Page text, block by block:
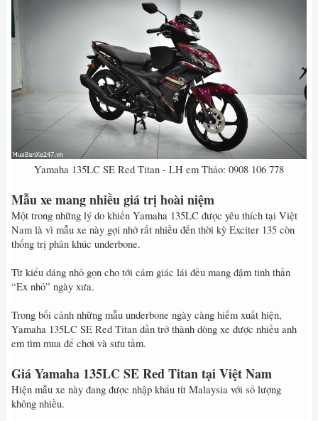
Yamaha 135LC SE Red Titan - LH em Thảo: 0908 106 778​
Mẫu xe mang nhiều giá trị hoài niệm
Một trong những lý do khiến Yamaha 135LC được yêu thích tại Việt
Nam là vì mẫu xe này gợi nhớ rất nhiều đến thời kỳ Exciter 135 còn
thống trị phân khúc underbone.
Từ kiểu dáng nhỏ gọn cho tới cảm giác lái đều mang đậm tinh thần
“Ex nhỏ” ngày xưa.
Trong bối cảnh những mẫu underbone ngày càng hiếm xuất hiện,
Yamaha 135LC SE Red Titan dần trở thành dòng xe được nhiều anh
em tìm mua để chơi và sưu tầm.
Giá Yamaha 135LC SE Red Titan tại Việt Nam
Hiện mẫu xe này đang được nhập khẩu từ Malaysia với số lượng
không nhiều.